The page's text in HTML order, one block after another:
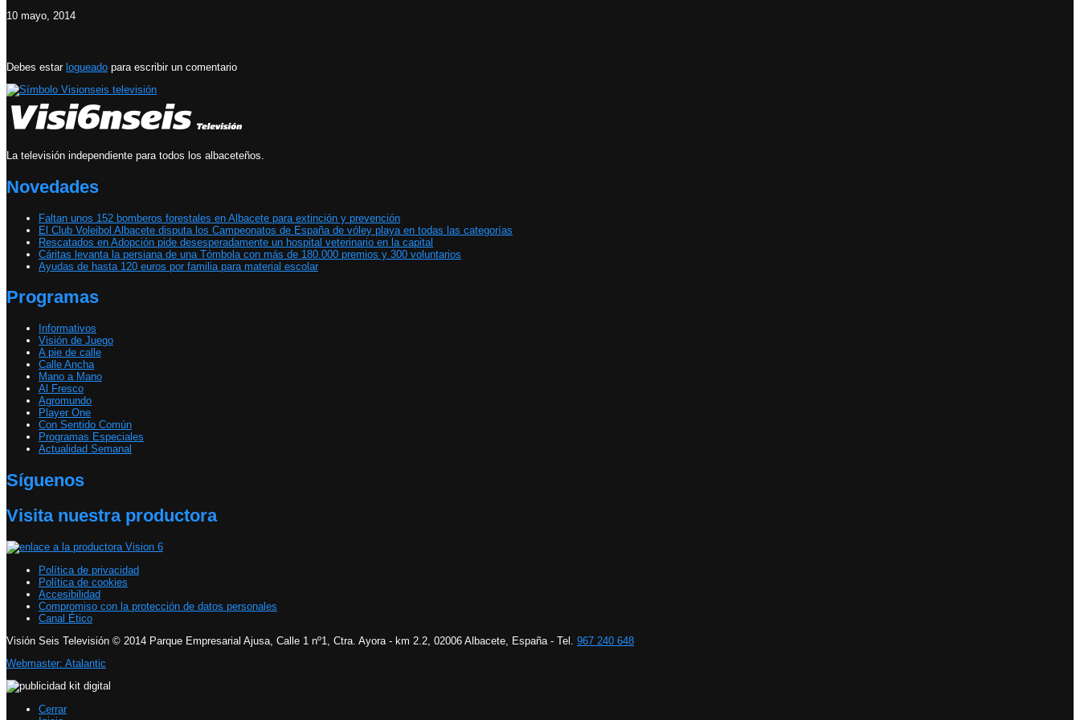
10 mayo, 2014
Debes estar logueado para escribir un comentario
La televisión independiente para todos los albaceteños.
Novedades
Faltan unos 152 bomberos forestales en Albacete para extinción y prevención
El Club Voleibol Albacete disputa los Campeonatos de España de vóley playa en todas las categorías
Rescatados en Adopción pide desesperadamente un hospital veterinario en la capital
Cáritas levanta la persiana de una Tómbola con más de 180.000 premios y 300 voluntarios
Ayudas de hasta 120 euros por familia para material escolar
Programas
Informativos
Visión de Juego
A pie de calle
Calle Ancha
Mano a Mano
Al Fresco
Agromundo
Player One
Con Sentido Común
Programas Especiales
Actualidad Semanal
Síguenos
Visita nuestra productora
Política de privacidad
Política de cookies
Accesibilidad
Compromiso con la protección de datos personales
Canal Ético
Visión Seis Televisión © 2014 Parque Empresarial Ajusa, Calle 1 nº1, Ctra. Ayora - km 2.2, 02006 Albacete, España - Tel. 967 240 648
Webmaster: Atalantic
Cerrar